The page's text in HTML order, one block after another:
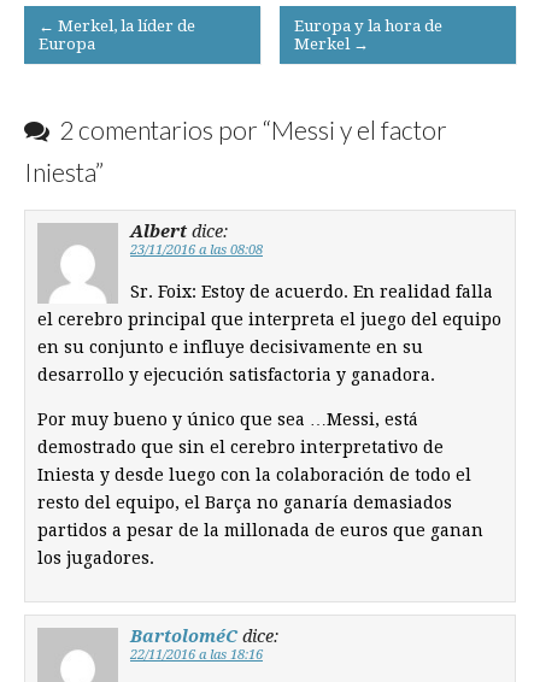
Post
navigation
← Merkel, la líder de
Europa
Europa y la hora de
Merkel →
2 comentarios por “Messi y el factor
Iniesta”
Albert dice:
23/11/2016 a las 08:08
Sr. Foix: Estoy de acuerdo. En realidad falla
el cerebro principal que interpreta el juego del equipo
en su conjunto e influye decisivamente en su
desarrollo y ejecución satisfactoria y ganadora.
Por muy bueno y único que sea …Messi, está
demostrado que sin el cerebro interpretativo de
Iniesta y desde luego con la colaboración de todo el
resto del equipo, el Barça no ganaría demasiados
partidos a pesar de la millonada de euros que ganan
los jugadores.
BartoloméC dice:
22/11/2016 a las 18:16